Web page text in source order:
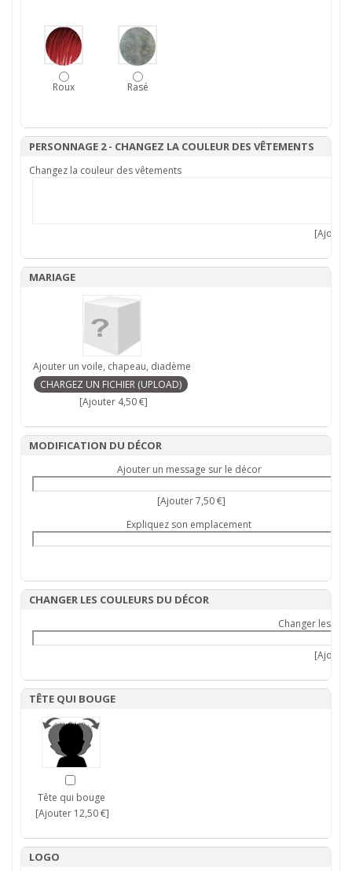
Roux Rasé
PERSONNAGE 2 - CHANGEZ LA COULEUR DES VÊTEMENTS
Changez la couleur des vêtements
MARIAGE
Ajouter un voile, chapeau, diadème
[Ajouter 4,50 €]
MODIFICATION DU DÉCOR
Ajouter un message sur le décor
[Ajouter 7,50 €]
Expliquez son emplacement
CHANGER LES COULEURS DU DÉCOR
Changer les
TÊTE QUI BOUGE
Tête qui bouge
[Ajouter 12,50 €]
LOGO